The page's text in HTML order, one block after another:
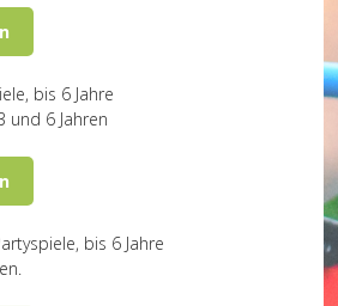
bis 6 Jahre
und 6 Jahren
bis 6 Jahre